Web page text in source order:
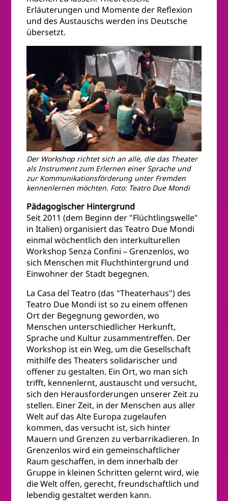
Erläuterungen und Momente der Reflexion
und des Austauschs werden ins Deutsche
übersetzt.
Der Workshop richtet sich an alle, die das Theater
als Instrument zum Erlernen einer Sprache und
zur Kommunikationsförderung unter Fremden
kennenlernen möchten. Foto: Teatro Due Mondi
Pädagogischer Hintergrund
Seit 2011 (dem Beginn der "Flüchtlingswelle"
in Italien) organisiert das Teatro Due Mondi
einmal wöchentlich den interkulturellen
Workshop Senza Confini – Grenzenlos, wo
sich Menschen mit Fluchthintergrund und
Einwohner der Stadt begegnen.
La Casa del Teatro (das "Theaterhaus") des
Teatro Due Mondi ist so zu einem offenen
Ort der Begegnung geworden, wo
Menschen unterschiedlicher Herkunft,
Sprache und Kultur zusammentreffen. Der
Workshop ist ein Weg, um die Gesellschaft
mithilfe des Theaters solidarischer und
offener zu gestalten. Ein Ort, wo man sich
trifft, kennenlernt, austauscht und versucht,
sich den Herausforderungen unserer Zeit zu
stellen. Einer Zeit, in der Menschen aus aller
Welt auf das Alte Europa zugelaufen
kommen, das versucht ist, sich hinter
Mauern und Grenzen zu verbarrikadieren. In
Grenzenlos wird ein gemeinschaftlicher
Raum geschaffen, in dem innerhalb der
Gruppe in kleinen Schritten gelernt wird, wie
die Welt offen, gerecht, freundschaftlich und
lebendig gestaltet werden kann.